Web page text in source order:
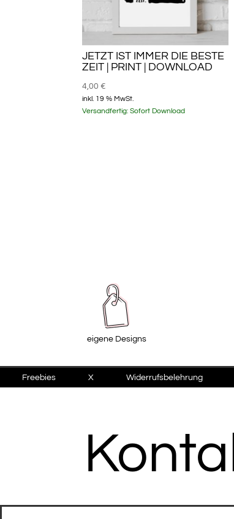
JETZT IST IMMER DIE BESTE
ZEIT | PRINT | DOWNLOAD
4,00€
inkl. 19 % MwSt.
Versandfertig:Sofort Download
eigene Designs
Freebies X Widerrufsbelehrung